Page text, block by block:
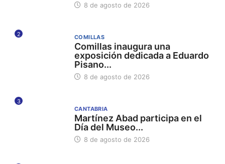
8 de agosto de 2026
2 COMILLAS
Comillas inaugura una
exposición dedicada a Eduardo
Pisano...
8 de agosto de 2026
3
CANTABRIA
Martínez Abad participa en el
Día del Museo...
8 de agosto de 2026